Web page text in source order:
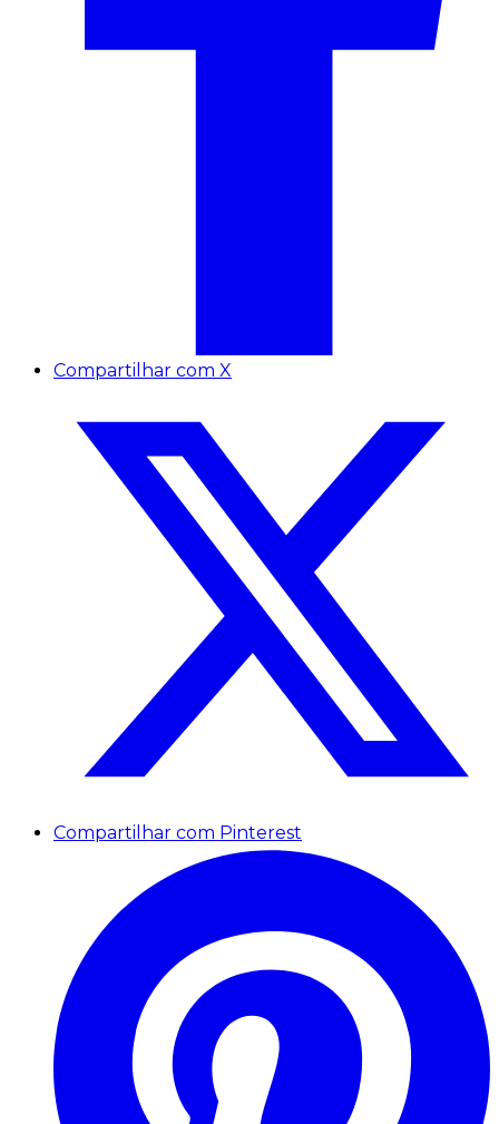
Compartilhar com X
Compartilhar com Pinterest